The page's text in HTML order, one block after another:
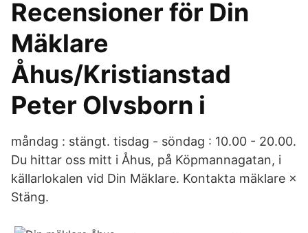
Recensioner för Din
Mäklare
Åhus/Kristianstad
Peter Olvsborn i
måndag : stängt. tisdag - söndag : 10.00 - 20.00.
Du hittar oss mitt i Åhus, på Köpmannagatan, i
källarlokalen vid Din Mäklare. Kontakta mäklare ×
Stäng.